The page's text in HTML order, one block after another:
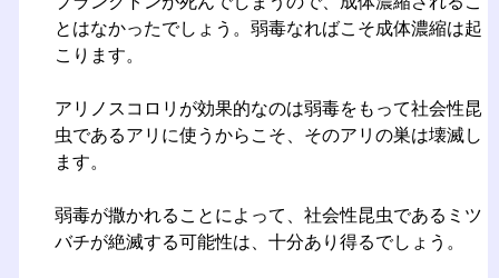
とはなかったでしょう。弱毒なればこそ成体濃縮は起
こります。
アリノスコロリが効果的なのは弱毒をもって社会性昆
虫であるアリに使うからこそ、そのアリの巣は壊滅し
ます。
弱毒が撒かれることによって、社会性昆虫であるミツ
バチが絶滅する可能性は、十分あり得るでしょう。